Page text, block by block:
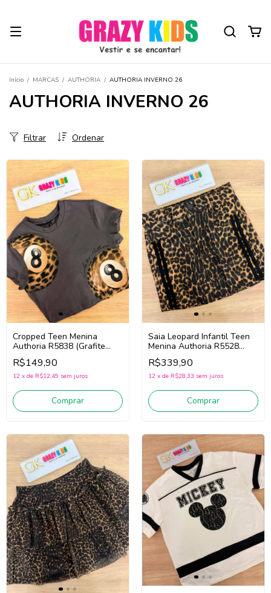
Início / MARCAS / AUTHORIA / AUTHORIA INVERNO 26
AUTHORIA INVERNO 26
Ordenar
Filtrar
Cropped Teen Menina
Authoria R5838 (Grafite
Escuro)
R$149,90
12 x de R$12,49 sem juros
Comprar
Saia Leopard Infantil Teen
Menina Authoria R5528
(Marrom/Preto)
R$339,90
12 x de R$28,33 sem juros
Comprar